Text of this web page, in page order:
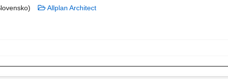
Allplan Architect